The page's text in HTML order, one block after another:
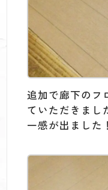
追加で廊下のフ
ていただきま
一感が出ました！